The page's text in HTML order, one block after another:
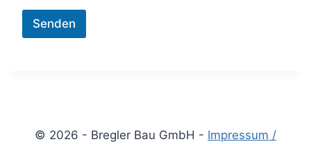
Lesen Sie hierzu auch unsere
Datenschutzbestimmungen.
Senden
© 2026 - Bregler Bau GmbH - Impressum /